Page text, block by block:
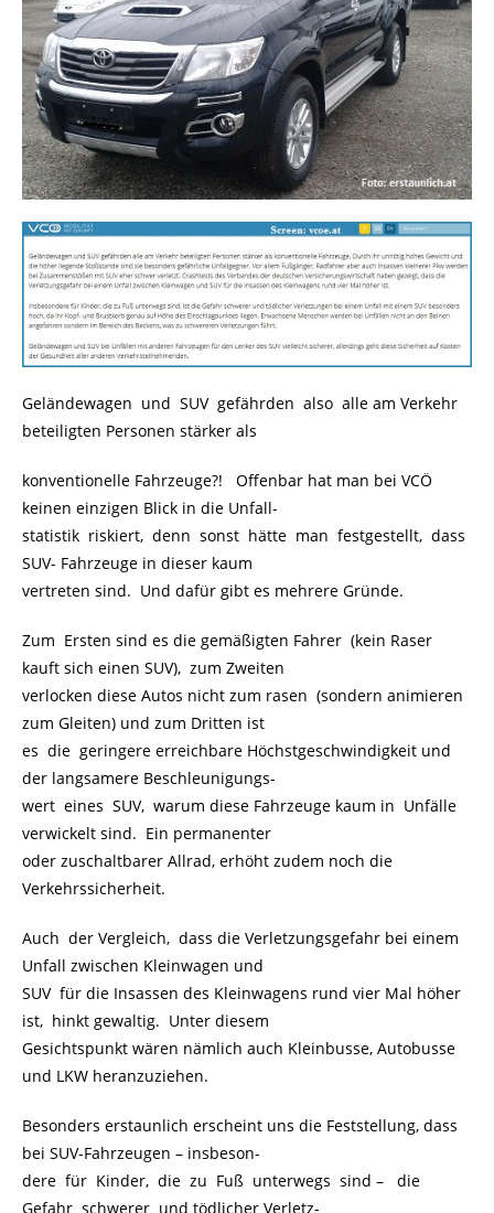
Geländewagen und SUV gefährden also alle am Verkehr
beteiligten Personen stärker als
konventionelle Fahrzeuge?! Offenbar hat man bei VCÖ
keinen einzigen Blick in die Unfall-
statistik riskiert, denn sonst hätte man festgestellt, dass
SUV- Fahrzeuge in dieser kaum
vertreten sind. Und dafür gibt es mehrere Gründe.
Zum Ersten sind es die gemäßigten Fahrer (kein Raser
kauft sich einen SUV), zum Zweiten
verlocken diese Autos nicht zum rasen (sondern animieren
zum Gleiten) und zum Dritten ist
es die geringere erreichbare Höchstgeschwindigkeit und
der langsamere Beschleunigungs-
wert eines SUV, warum diese Fahrzeuge kaum in Unfälle
verwickelt sind. Ein permanenter
oder zuschaltbarer Allrad, erhöht zudem noch die
Verkehrssicherheit.
Auch der Vergleich, dass die Verletzungsgefahr bei einem
Unfall zwischen Kleinwagen und
SUV für die Insassen des Kleinwagens rund vier Mal höher
ist, hinkt gewaltig. Unter diesem
Gesichtspunkt wären nämlich auch Kleinbusse, Autobusse
und LKW heranzuziehen.
Besonders erstaunlich erscheint uns die Feststellung, dass
bei SUV-Fahrzeugen – insbeson-
dere für Kinder, die zu Fuß unterwegs sind –
die
Gefahr schwerer und tödlicher Verletz-